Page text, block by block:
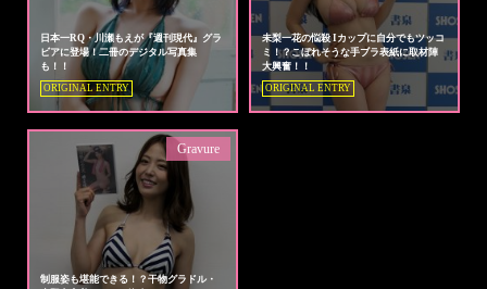
日本一RQ・川瀬もえが『週刊現代』グラ
ビアに登場！二冊のデジタル写真集
も！！
ORIGINAL ENTRY
未梨一花の悩殺 Iカップに自分でもツッコ
ミ！？こぼれそうな手ブラ表紙に取材陣
大興奮！！
ORIGINAL ENTRY
制服姿も堪能できる！？干物グラドル・
Gravure